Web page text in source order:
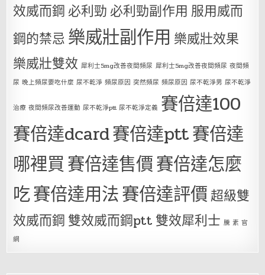
效威而鋼 必利勁 必利勁副作用 服用威而
鋼的禁忌 樂威壯副作用 樂威壯效果
樂威壯雙效 犀利士5mg改善夜間頻尿 犀利士5mg改善夜間頻尿 夜間頻
尿 晚上頻尿要吃什麼 尿不乾淨 頻尿原因 突然頻尿 頻尿原因 尿不乾淨男 尿不乾淨
治療 夜間頻尿改善運動 尿不乾淨ptt 尿不乾淨定義 賽倍達100
賽倍達dcard賽倍達ptt賽倍達
哪裡買賽倍達售價賽倍達怎麼
吃賽倍達用法賽倍達評價超級雙
效威而鋼 雙效威而鋼ptt 雙效犀利士 騰 素 官
網